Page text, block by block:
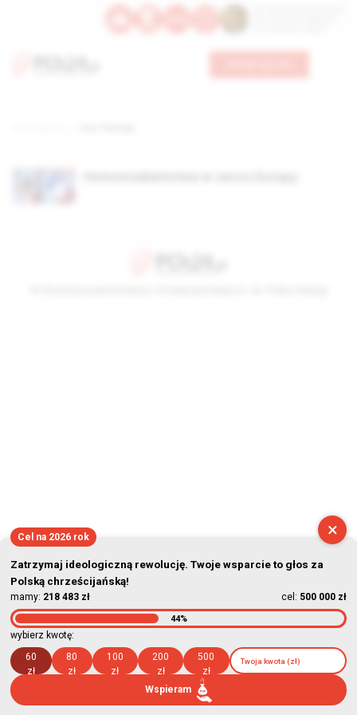
×
Cel na 2026 rok
Zatrzymaj ideologiczną rewolucję. Twoje wsparcie to głos za
Polską chrześcijańską!
mamy: 218 483 zł cel: 500 000 zł
44%
wybierz kwotę:
60
zł
80
zł
100
zł
200
zł
500
zł
Wspieram